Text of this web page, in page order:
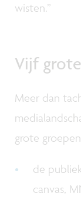
wisten.”
Vijf
Meer dan
grote
de
canvas,